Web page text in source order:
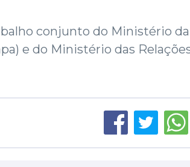
conjunto do Ministério da
e do Ministério das